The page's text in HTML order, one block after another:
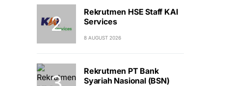
Rekrutmen HSE Staff KAI
Services
8 AUGUST 2026
Rekrutmen PT Bank
Syariah Nasional (BSN)